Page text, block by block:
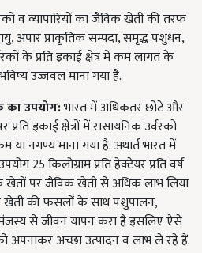
व व्यापारियों का जैविक खेती की तरफ
अपार प्राकृतिक सम्पदा, समृद्ध पशुधन,
के प्रति इकाई क्षेत्र में कम लागत के
उज्जवल माना गया है.
का उपयोग:भारत में अधिकतर छोटे और
इकाई क्षेत्रों में रासायनिक उर्वरको
या नगण्य माना गया है. अथार्त भारत में
25 किलोग्राम प्रति हेक्टेयर प्रति वर्ष
खेतों पर जैविक खेती से अधिक लाभ लिया
खेती की फसलों के साथ पशुपालन,
से जीवन यापन करा है इसलिए ऐसे
अच्छा उत्पादन व लाभ ले रहे हैं.